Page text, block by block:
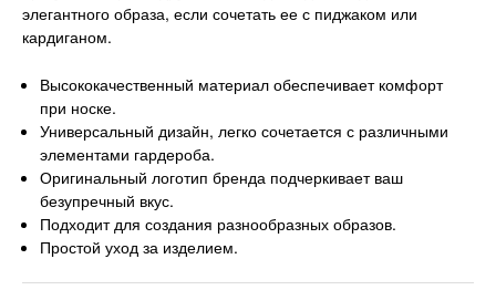
элегантного образа, если сочетать ее с пиджаком или
кардиганом.
Высококачественный материал обеспечивает комфорт
при носке.
Универсальный дизайн, легко сочетается с различными
элементами гардероба.
Оригинальный логотип бренда подчеркивает ваш
безупречный вкус.
Подходит для создания разнообразных образов.
Простой уход за изделием.